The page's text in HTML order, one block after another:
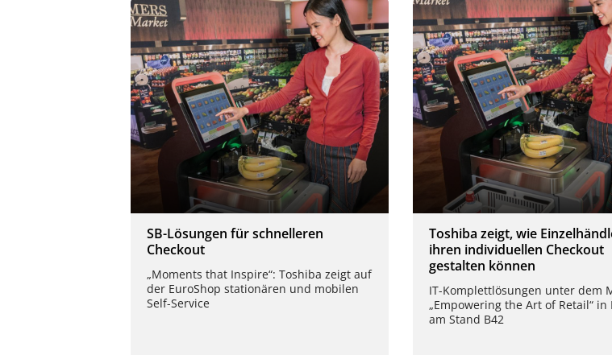
SB-Lösungen für schnelleren
Checkout
„Moments that Inspire“: Toshiba zeigt auf
der EuroShop stationären und mobilen
Self-Service
Toshiba zeigt, wie
ihren individuellen Checkout
gestalten können
IT-Komplettlösungen unter dem
„Empowering the Art of Retail“ in
am Stand B42